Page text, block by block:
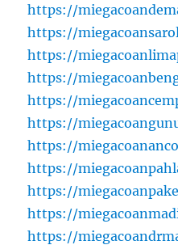
https://
https://
https://
https://
https://
https://
https://
https://
https://
https://
https://